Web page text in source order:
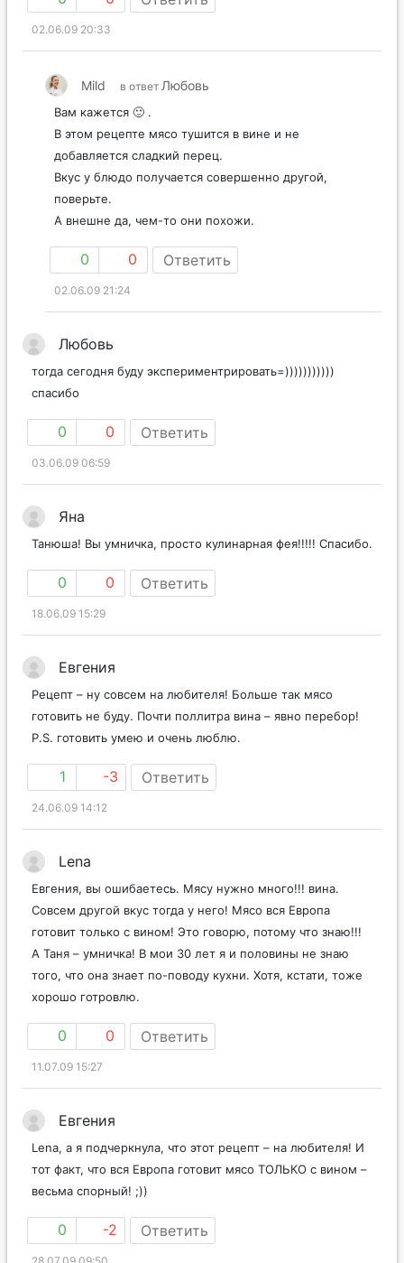
02.06.09 20:33
Mild в ответ Любовь
Вам кажется 🙂 .
В этом рецепте мясо тушится в вине и не
добавляется сладкий перец.
Вкус у блюдо получается совершенно другой,
поверьте.
А внешне да, чем-то они похожи.
0 0 Ответить
02.06.09 21:24
Любовь
тогда сегодня буду экспериментрировать=)))))))))))
спасибо
0 0 Ответить
03.06.09 06:59
Яна
Танюша! Вы умничка, просто кулинарная фея!!!!! Спасибо.
0 0 Ответить
18.06.09 15:29
Евгения
Рецепт – ну совсем на любителя! Больше так мясо
готовить не буду. Почти поллитра вина – явно перебор!
P.S. готовить умею и очень люблю.
1 -3 Ответить
24.06.09 14:12
Lena
Евгения, вы ошибаетесь. Мясу нужно много!!! вина.
Совсем другой вкус тогда у него! Мясо вся Европа
готовит только с вином! Это говорю, потому что знаю!!!
А Таня – умничка! В мои 30 лет я и половины не знаю
того, что она знает по-поводу кухни. Хотя, кстати, тоже
хорошо готровлю.
0 0 Ответить
11.07.09 15:27
Евгения
Lena, а я подчеркнула, что этот рецепт – на любителя! И
тот факт, что вся Европа готовит мясо ТОЛЬКО с вином –
весьма спорный! ;))
0 -2 Ответить